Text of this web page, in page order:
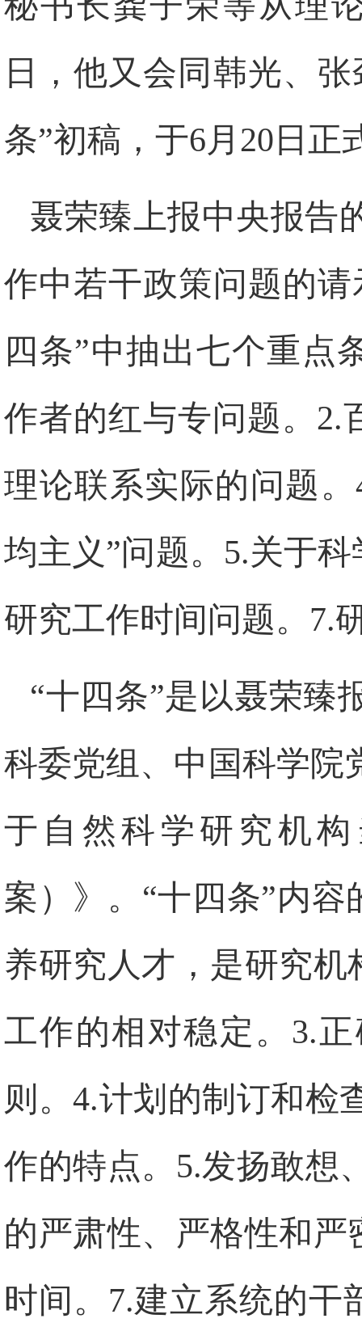
日
，他又会同韩光、
条”初稿，于6月 20 日 正
聂荣臻上报中央报告
作中若干政策问题的
四条”中抽出七个重点
作者的红与专问题。 2.
理论联系实际的问题。
均主义”问题。 5.关于
研究工作时间问题。 7.
“十四条”是以聂荣臻
科委党组、中国科学院
于自然科学研究机
案）》。“十四条”内容
养研究人才，是研究机
工作的相对稳定。 3.
则。4.计划的制订和检
作的特点。 5.发扬敢想
的严肃性、严格性和严
时间。 7.建立系统的干